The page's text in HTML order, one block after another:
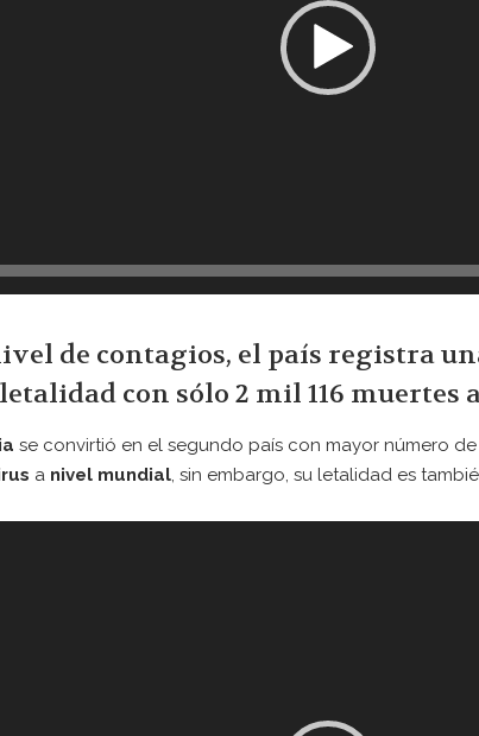
de contagios, el país registra
con sólo 2 mil 116 muertes
se convirtió en el segundo país con mayor número
a nivel mundial, sin embargo, su letalidad es